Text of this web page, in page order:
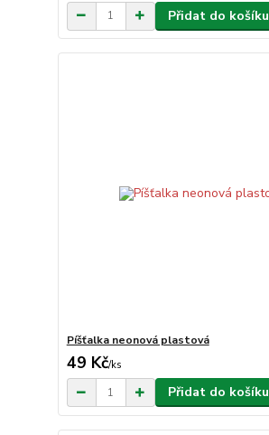
Přidat do košíku
Píšťalka neonová plastová
49 Kč/ks
Přidat do košíku